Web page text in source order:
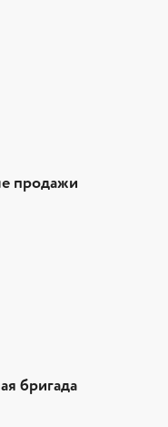
продажи
бригада